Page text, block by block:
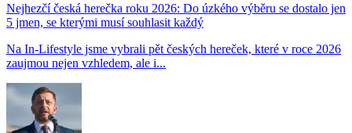
Nejhezčí česká herečka roku 2026: Do úzkého výběru se dostalo jen
5 jmen, se kterými musí souhlasit každý
Na In-Lifestyle jsme vybrali pět českých hereček, které v roce 2026
zaujmou nejen vzhledem, ale i...